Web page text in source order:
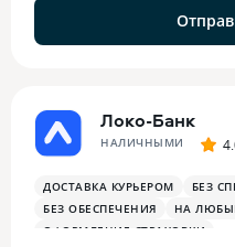
Локо-Банк
НАЛИЧНЫМИ
ДОСТАВКА КУРЬЕРОМ
БЕЗ
БЕЗ ОБЕСПЕЧЕНИЯ
НА
ОФОРМЛЕНИЕ СТРАХОВКИ